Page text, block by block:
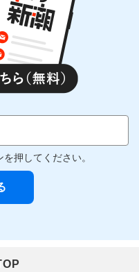
押してください。